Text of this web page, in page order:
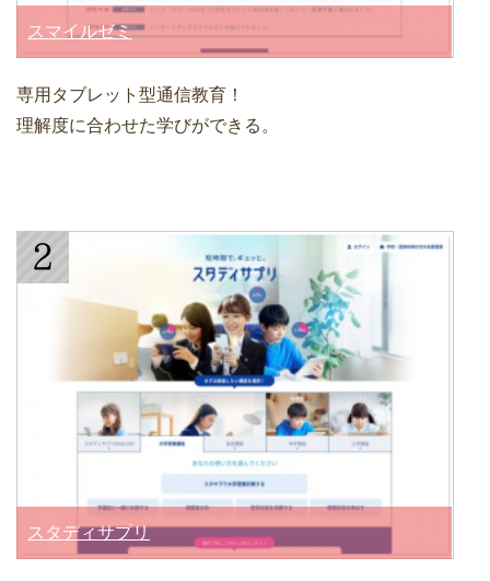
スマイルゼミ
専用タブレット型通信教育！
理解度に合わせた学びができる。
スタディサプリ